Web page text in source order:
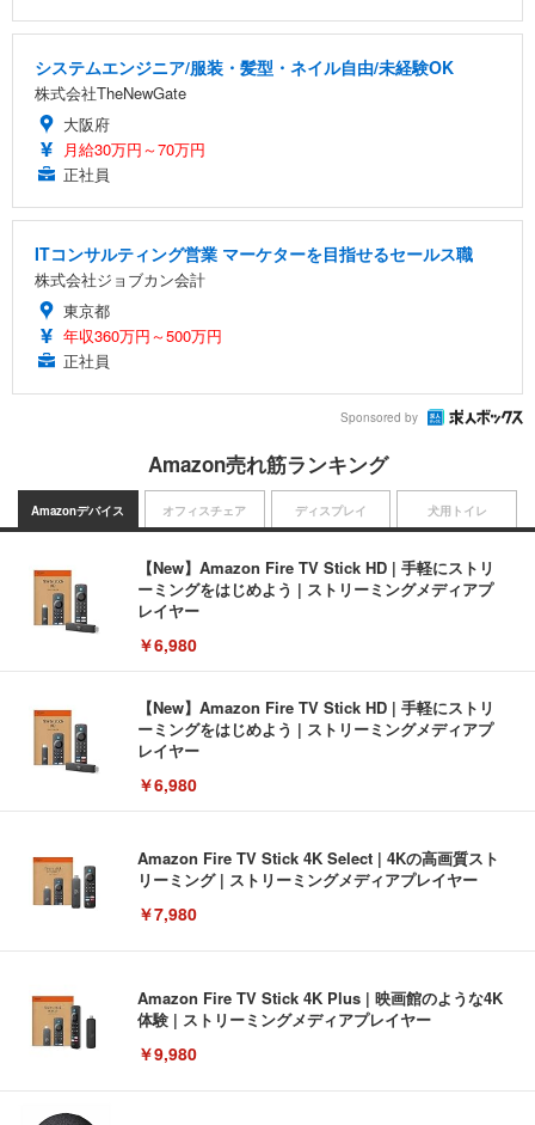
システムエンジニア/服装・髪型・ネイル自由/未経験OK
株式会社TheNewGate
大阪府
月給30万円～70万円
正社員
ITコンサルティング営業 マーケターを目指せるセールス職
株式会社ジョブカン会計
東京都
年収360万円～500万円
正社員
Sponsored by
Amazon売れ筋ランキング
Amazonデバイス
【New】Amazon Fire TV Stick HD | 手軽にストリ
ーミングをはじめよう | ストリーミングメディアプ
レイヤー
￥6,980
【New】Amazon Fire TV Stick HD | 手軽にストリ
ーミングをはじめよう | ストリーミングメディアプ
レイヤー
￥6,980
Amazon Fire TV Stick 4K Select | 4Kの高画質スト
リーミング | ストリーミングメディアプレイヤー
￥7,980
Amazon Fire TV Stick 4K Plus | 映画館のような4K
体験 | ストリーミングメディアプレイヤー
￥9,980
オフィスチェア ディスプレイ 犬用トイレ